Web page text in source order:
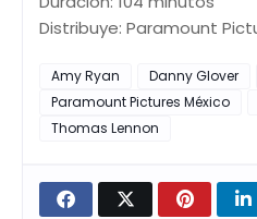
Distribuye: Paramount
Amy Ryan Danny Glover
Paramount Pictures México
Thomas Lennon